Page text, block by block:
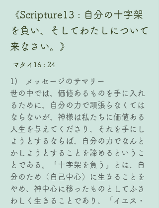
《Scripture13 : 自分の十字架
を負い、そしてわたしについて
来なさい。》
マタイ16 : 24
1)   メッセージのサマリー
世の中では、価値あるものを手に入れ
るために、自分の力で頑張らなくては
ならないが、神様は私たちに価値ある
人生を与えてくださり、それを手にし
ようとするならば、自分の力でなんと
かしようとすることを諦めるというこ
とである。「十字架を負う」とは、自
分のため（自己中心）に生きることを
やめ、神中心に移ったものとしてふさ
わしく生きることであり、「イエス・